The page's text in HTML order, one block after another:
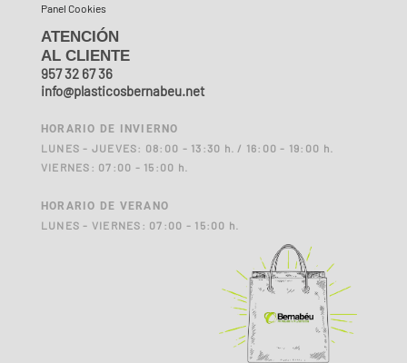
Panel Cookies
ATENCIÓN
AL CLIENTE
957 32 67 36
info@plasticosbernabeu.net
HORARIO DE INVIERNO
LUNES - JUEVES: 08:00 - 13:30 h. / 16:00 - 19:00 h.
VIERNES: 07:00 - 15:00 h.
HORARIO DE VERANO
LUNES - VIERNES: 07:00 - 15:00 h.